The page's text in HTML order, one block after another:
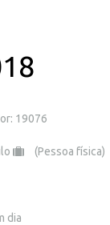
19076
(Pessoa física)
dia